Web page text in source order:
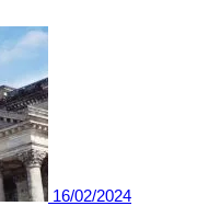
16/02/2024